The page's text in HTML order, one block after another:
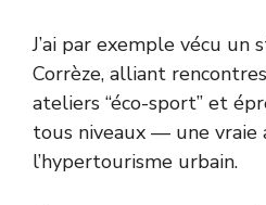
J’ai par exemple vécu un
Corrèze, alliant
ateliers “éco-sport” et
tous niveaux — une vraie
l’hypertourisme urbain.